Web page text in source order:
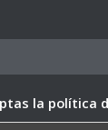
la política